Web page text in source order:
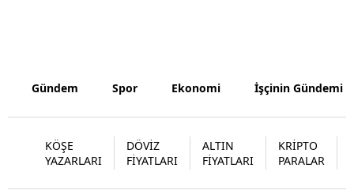
Niğde
Rize
Sakarya
Gündem Spor Ekonomi İşçinin Gündemi
KÖŞE
YAZARLARI
DÖVİZ
FİYATLARI
ALTIN
FİYATLARI
KRİPTO
PARALAR